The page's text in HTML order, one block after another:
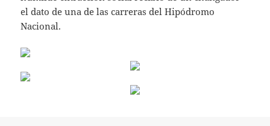
el dato de una de las carreras del Hipódromo
Nacional.